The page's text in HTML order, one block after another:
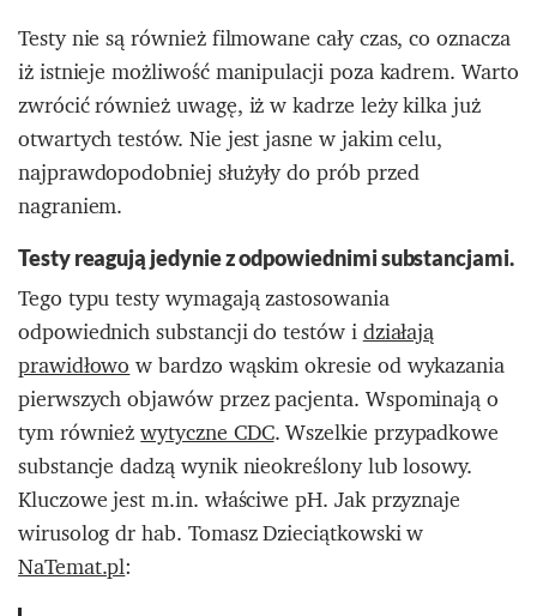
Testy nie są również filmowane cały czas, co oznacza
iż istnieje możliwość manipulacji poza kadrem. Warto
zwrócić również uwagę, iż w kadrze leży kilka już
otwartych testów. Nie jest jasne w jakim celu,
najprawdopodobniej służyły do prób przed
nagraniem.
Testy reagują jedynie z odpowiednimi substancjami.
Tego typu testy wymagają zastosowania
odpowiednich substancji do testów idziałają
prawidłowow bardzo wąskim okresie od wykazania
pierwszych objawów przez pacjenta. Wspominają o
tym równieżwytyczne CDC. Wszelkie przypadkowe
substancje dadzą wynik nieokreślony lub losowy.
Kluczowe jest m.in. właściwe pH. Jak przyznaje
wirusolog dr hab. Tomasz Dzieciątkowski w
NaTemat.pl: